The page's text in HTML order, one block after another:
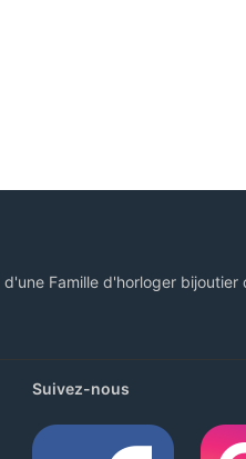
d'une Famille d'horloger
Suivez-nous